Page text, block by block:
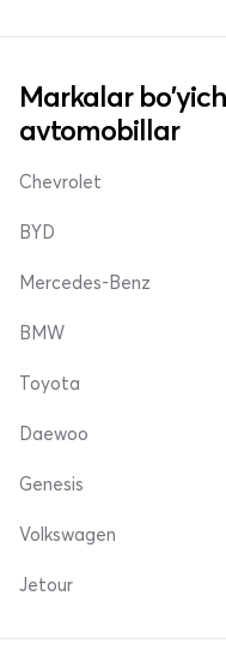
Markalar
avtomobillar
Chevrolet
BYD
Mercedes-Benz
BMW
Toyota
Daewoo
Genesis
Volkswagen
Jetour